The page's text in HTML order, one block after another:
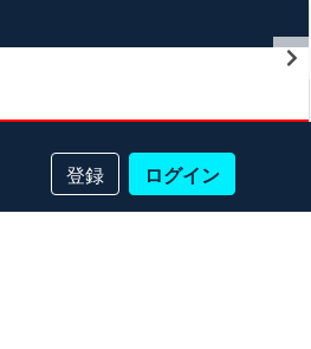
登録 ログイン